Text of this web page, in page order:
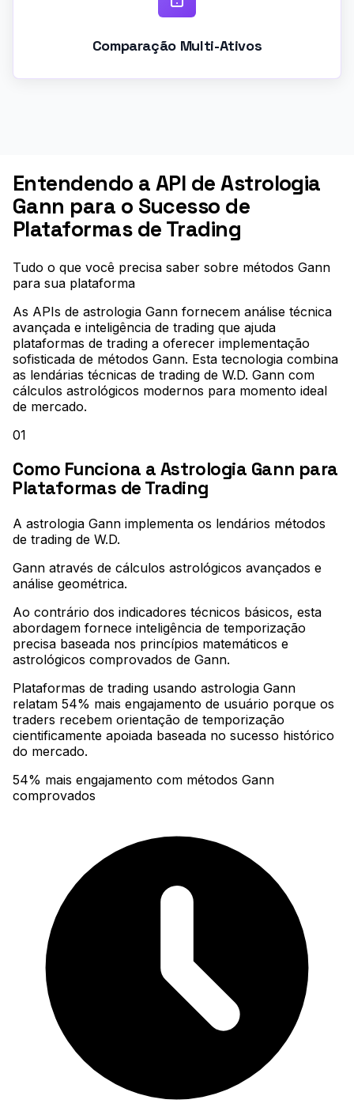
Comparação Multi-Ativos
Entendendo a API de Astrologia
Gann para o Sucesso de
Plataformas de Trading
Tudo o que você precisa saber sobre métodos Gann
para sua plataforma
As APIs de astrologia Gann fornecem análise técnica
avançada e inteligência de trading que ajuda
plataformas de trading a oferecer implementação
sofisticada de métodos Gann. Esta tecnologia combina
as lendárias técnicas de trading de W.D. Gann com
cálculos astrológicos modernos para momento ideal
de mercado.
01
Como Funciona a Astrologia Gann para
Plataformas de Trading
A astrologia Gann implementa os lendários métodos
de trading de W.D.
Gann através de cálculos astrológicos avançados e
análise geométrica.
Ao contrário dos indicadores técnicos básicos, esta
abordagem fornece inteligência de temporização
precisa baseada nos princípios matemáticos e
astrológicos comprovados de Gann.
Plataformas de trading usando astrologia Gann
relatam 54% mais engajamento de usuário porque os
traders recebem orientação de temporização
cientificamente apoiada baseada no sucesso histórico
do mercado.
54% mais engajamento com métodos Gann
comprovados